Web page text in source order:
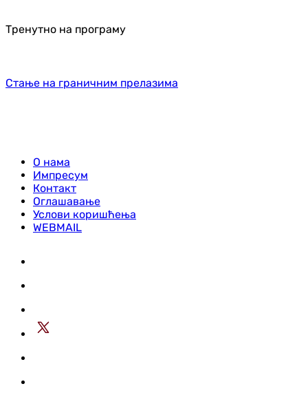
Тренутно на програму
Стање на граничним прелазима
О нама
Импресум
Контакт
Оглашавање
Услови коришћења
WEBMAIL